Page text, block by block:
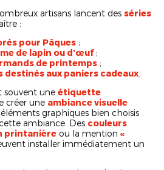
artisans lancent des séries
:
pour Pâques ;
de lapin ou d’œuf;
de printemps ;
destinés aux paniers cadeaux
souvent une étiquette
créer une ambiance visuelle
éléments graphiques bien choisis
ambiance. Des couleurs
printanière ou la mention «
installer immédiatement un